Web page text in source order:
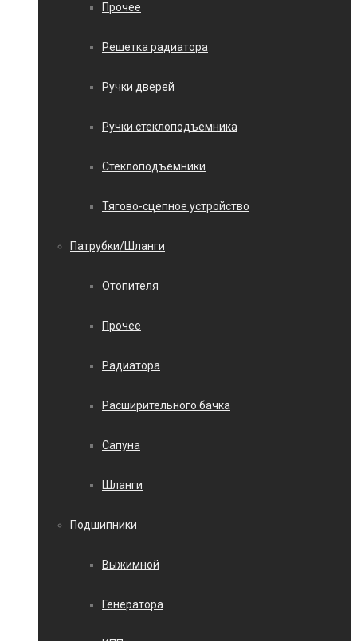
Прочее
Решетка радиатора
Ручки дверей
Ручки стеклоподъемника
Стеклоподъемники
Тягово-сцепное устройство
Патрубки/Шланги
Отопителя
Прочее
Радиатора
Расширительного бачка
Сапуна
Шланги
Подшипники
Выжимной
Генератора